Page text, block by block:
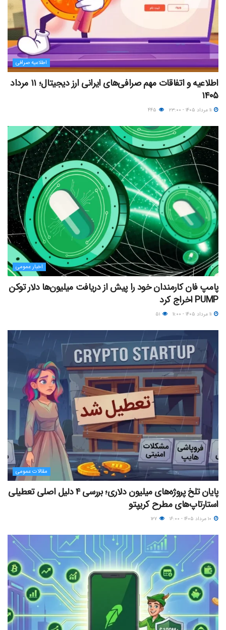
اطلاعیه صرافی
اطلاعیه و اتفاقات مهم صرافی‌های ایرانی ارز دیجیتال؛ ۱۱ مرداد
۱۴۰۵
اخبار عمومی
پامپ فان کارمندان خود را پیش از دریافت میلیون‌ها دلار توکن
PUMP اخراج کرد
مقالات عمومی
پایان تلخ پروژه‌های میلیون دلاری؛ بررسی ۴ دلیل اصلی تعطیلی
استارتاپ‌های مطرح کریپتو